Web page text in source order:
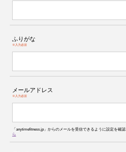
ふりがな
※入力必須
メールアドレス
※入力必須
「anytimefitness.jp」からのメールを受信できるように設定を確
ら